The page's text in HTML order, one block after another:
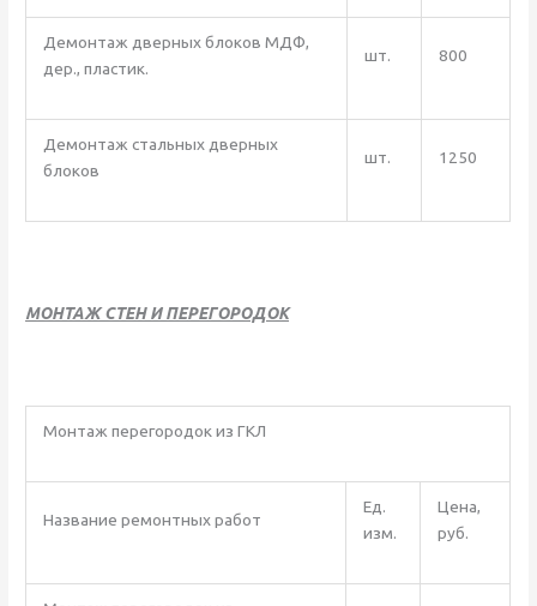
Демонтаж дверных блоков МДФ,
дер., пластик.
шт. 800
Демонтаж стальных дверных
блоков
шт. 1250
МОНТАЖ СТЕН И ПЕРЕГОРОДОК
Монтаж перегородок из ГКЛ
Название ремонтных работ
Ед.
изм.
Цена,
руб.